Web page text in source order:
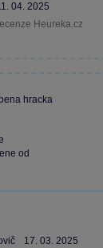
04. 2025
Heureka.cz
17. 03. 2025
hracka
od